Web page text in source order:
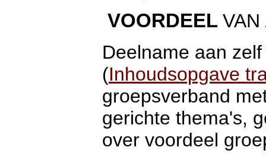
VOORDEEL VAN
Deelname aan
(Inhoudsopgave
groepsverband
gerichte thema's,
over voordeel